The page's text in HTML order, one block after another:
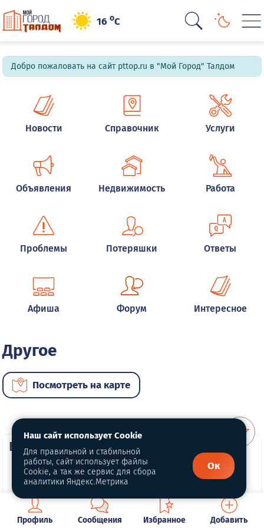
16oC
Добро пожаловать на сайт pttop.ru в "Мой Город" Талдом
Новости Справочник Услуги
Объявления Недвижимость Работа
Проблемы Потеряшки Ответы
Афиша Форум Интересное
Другое
Посмотреть на карте
ВИП услуги
Профиль Сообщения Избранное Добавить
Наш сайт использует Cookie
Для правильной и стабильной
работы, сайт использует файлы
Cookie, а так же сервис для сбора
аналитики Яндекс.Метрика
Ок